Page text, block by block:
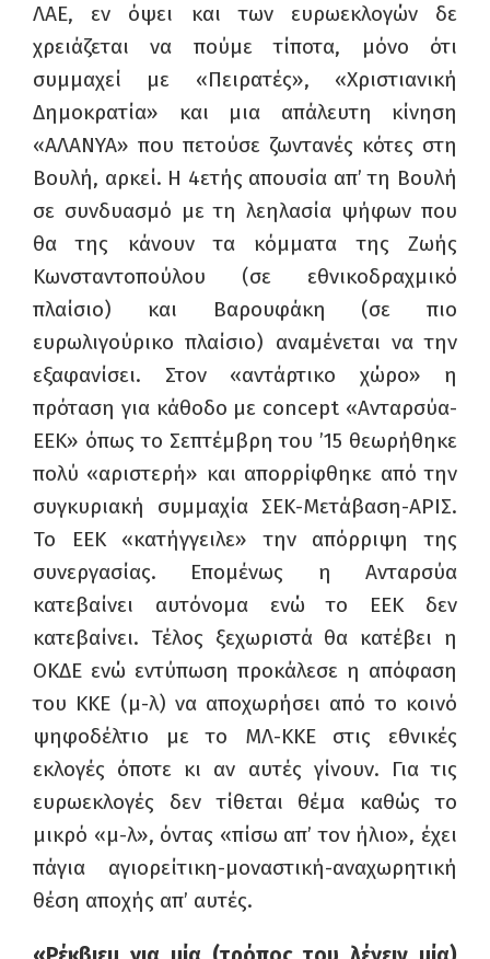
ΛΑΕ, εν όψει και των ευρωεκλογών δε
χρειάζεται να πούμε τίποτα, μόνο ότι
συμμαχεί με «Πειρατές», «Χριστιανική
Δημοκρατία» και μια απάλευτη κίνηση
«ΑΛΑΝΥΑ» που πετούσε ζωντανές κότες στη
Βουλή, αρκεί. Η 4ετής απουσία απ’ τη Βουλή
σε συνδυασμό με τη λεηλασία ψήφων που
θα της κάνουν τα κόμματα της Ζωής
Κωνσταντοπούλου (σε εθνικοδραχμικό
πλαίσιο) και Βαρουφάκη (σε πιο
ευρωλιγούρικο πλαίσιο) αναμένεται να την
εξαφανίσει. Στον «αντάρτικο χώρο» η
πρόταση για κάθοδο με concept «Ανταρσύα-
ΕΕΚ» όπως το Σεπτέμβρη του ’15 θεωρήθηκε
πολύ «αριστερή» και απορρίφθηκε από την
συγκυριακή συμμαχία ΣΕΚ-Μετάβαση-ΑΡΙΣ.
Το ΕΕΚ «κατήγγειλε» την απόρριψη της
συνεργασίας. Επομένως η Ανταρσύα
κατεβαίνει αυτόνομα ενώ το ΕΕΚ δεν
κατεβαίνει. Τέλος ξεχωριστά θα κατέβει η
ΟΚΔΕ ενώ εντύπωση προκάλεσε η απόφαση
του ΚΚΕ (μ-λ) να αποχωρήσει από το κοινό
ψηφοδέλτιο με το ΜΛ-ΚΚΕ στις εθνικές
εκλογές όποτε κι αν αυτές γίνουν. Για τις
ευρωεκλογές δεν τίθεται θέμα καθώς το
μικρό «μ-λ», όντας «πίσω απ’ τον ήλιο», έχει
πάγια αγιορείτικη-μοναστική-αναχωρητική
θέση αποχής απ’ αυτές.